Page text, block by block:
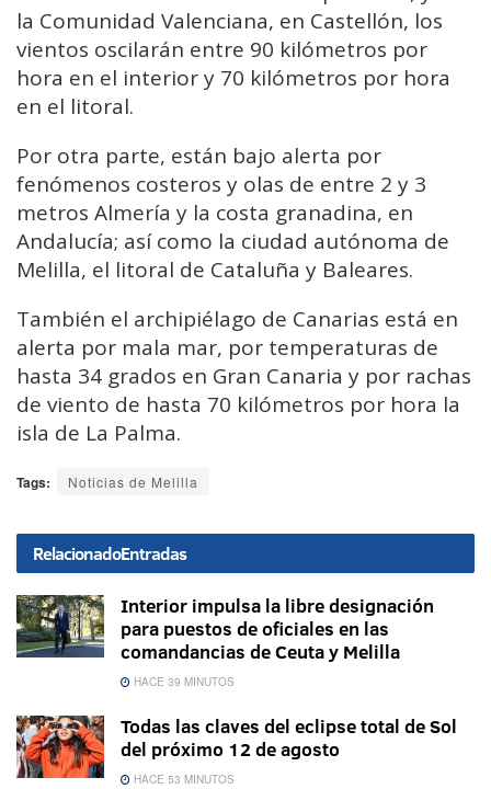
la Comunidad Valenciana, en Castellón, los
vientos oscilarán entre 90 kilómetros por
hora en el interior y 70 kilómetros por hora
en el litoral.
Por otra parte, están bajo alerta por
fenómenos costeros y olas de entre 2 y 3
metros Almería y la costa granadina, en
Andalucía; así como la ciudad autónoma de
Melilla, el litoral de Cataluña y Baleares.
También el archipiélago de Canarias está en
alerta por mala mar, por temperaturas de
hasta 34 grados en Gran Canaria y por rachas
de viento de hasta 70 kilómetros por hora la
isla de La Palma.
Tags: Noticias de Melilla
RelacionadoEntradas
Interior impulsa la libre designación
para puestos de oficiales en las
comandancias de Ceuta y Melilla
HACE 39 MINUTOS
Todas las claves del eclipse total de Sol
del próximo 12 de agosto
HACE 53 MINUTOS